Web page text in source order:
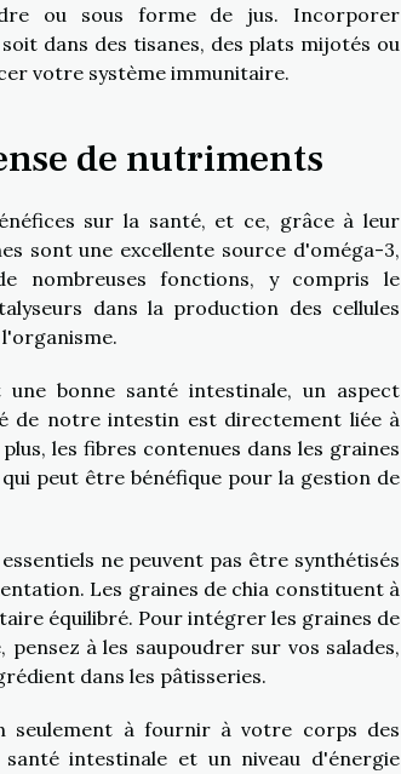
ou sous forme de jus. Incorporer
dans des tisanes, des plats mijotés ou
votre système immunitaire.
de nutriments
sur la santé, et ce, grâce à leur
sont une excellente source d'oméga-3,
nombreuses fonctions, y compris le
dans la production des cellules
bonne santé intestinale, un aspect
de notre intestin est directement liée à
les fibres contenues dans les graines
peut être bénéfique pour la gestion de
ne peuvent pas être synthétisés
Les graines de chia constituent à
équilibré. Pour intégrer les graines de
à les saupoudrer sur vos salades,
dans les pâtisseries.
seulement à fournir à votre corps des
intestinale et un niveau d'énergie